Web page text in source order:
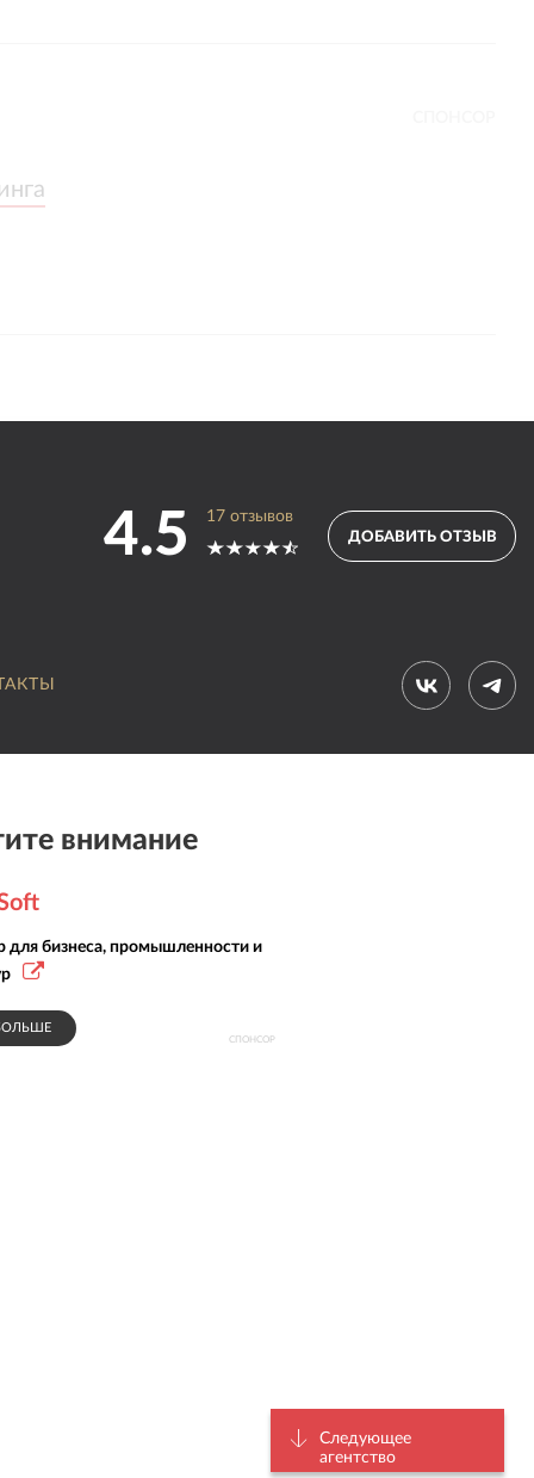
4.5 17 отзывов
ДОБАВИТЬ ОТЗЫВ
СПОНСОР
внимание
для бизнеса, промышленности и
Следующее
агентство